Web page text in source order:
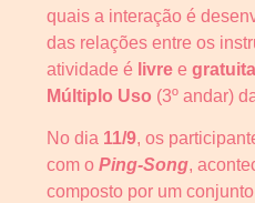
quais a interação é
das relações entre os
atividade é livre e gratuita
Múltiplo Uso (3º andar)
No dia 11/9, os
com o Ping-Song,
composto por um